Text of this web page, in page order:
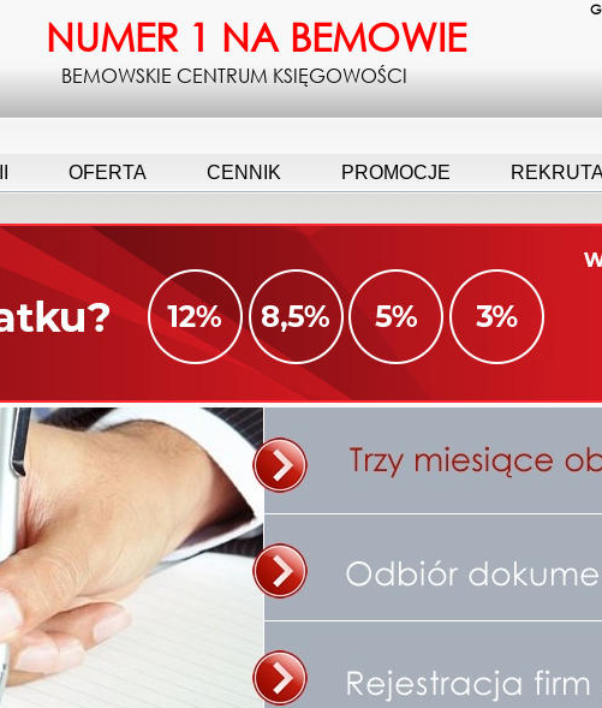
NUMER 1 NA BEMOWIE
BEMOWSKIE CENTRUM KSIĘGOWOŚCI
OFERTA CENNIK PROMOCJE